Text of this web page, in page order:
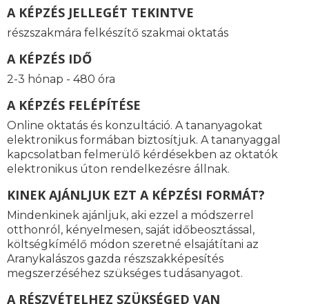
A KÉPZÉS JELLEGÉT TEKINTVE
részszakmára felkészítő szakmai oktatás
A KÉPZÉS IDŐ
2-3 hónap - 480 óra
A KÉPZÉS FELÉPÍTÉSE
Online oktatás és konzultáció. A tananyagokat
elektronikus formában biztosítjuk. A tananyaggal
kapcsolatban felmerülő kérdésekben az oktatók
elektronikus úton rendelkezésre állnak.
KINEK AJÁNLJUK EZT A KÉPZÉSI FORMÁT?
Mindenkinek ajánljuk, aki ezzel a módszerrel
otthonról, kényelmesen, saját időbeosztással,
költségkímélő módon szeretné elsajátítani az
Aranykalászos gazda részszakképesítés
megszerzéséhez szükséges tudásanyagot.
A RÉSZVÉTELHEZ SZÜKSÉGED VAN